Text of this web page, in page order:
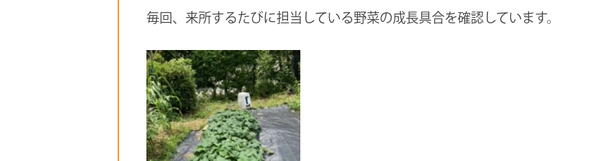
毎回、来所するたびに担当している野菜の成長具合を確認しています。